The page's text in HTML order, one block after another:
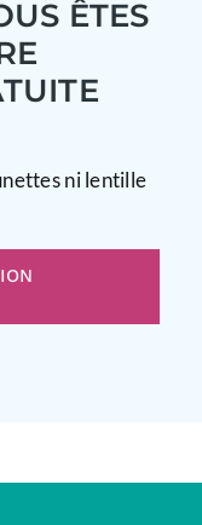
ÊTES
ni lentille